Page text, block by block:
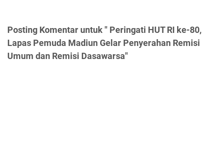
Posting Komentar untuk " Peringati HUT RI ke-80,
Lapas Pemuda Madiun Gelar Penyerahan Remisi
Umum dan Remisi Dasawarsa"